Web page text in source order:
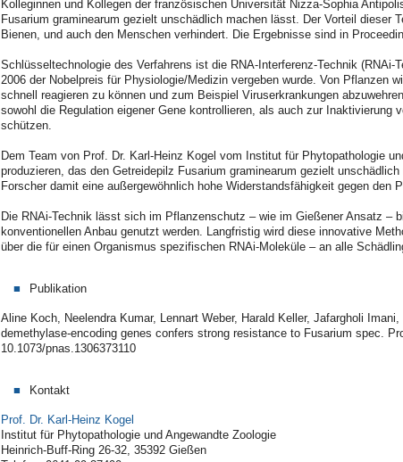
Kolleginnen und Kollegen der französischen Universität Nizza-Sophia
Fusarium graminearum gezielt unschädlich machen lässt. Der Vorteil
Bienen, und auch den Menschen verhindert. Die Ergebnisse sind in
Schlüsseltechnologie des Verfahrens ist die RNA-Interferenz-Technik
2006 der Nobelpreis für Physiologie/Medizin vergeben wurde. Von Pflanzen
schnell reagieren zu können und zum Beispiel Viruserkrankungen
sowohl die Regulation eigener Gene kontrollieren, als auch zur
schützen.
Dem Team von Prof. Dr. Karl-Heinz Kogel vom Institut für Phytopathologie
produzieren, das den Getreidepilz Fusarium graminearum gezielt
Forscher damit eine außergewöhnlich hohe Widerstandsfähigkeit gegen den
Die RNAi-Technik lässt sich im Pflanzenschutz – wie im Gießener Ansatz –
konventionellen Anbau genutzt werden. Langfristig wird diese innovative
über die für einen Organismus spezifischen RNAi-Moleküle – an alle
Publikation
Aline Koch, Neelendra Kumar, Lennart Weber, Harald Keller, Jafargholi
demethylase-encoding genes confers strong resistance to Fusarium spec.
10.1073/pnas.1306373110
Kontakt
Prof. Dr. Karl-Heinz Kogel
Institut für Phytopathologie und Angewandte Zoologie
Heinrich-Buff-Ring 26-32, 35392 Gießen